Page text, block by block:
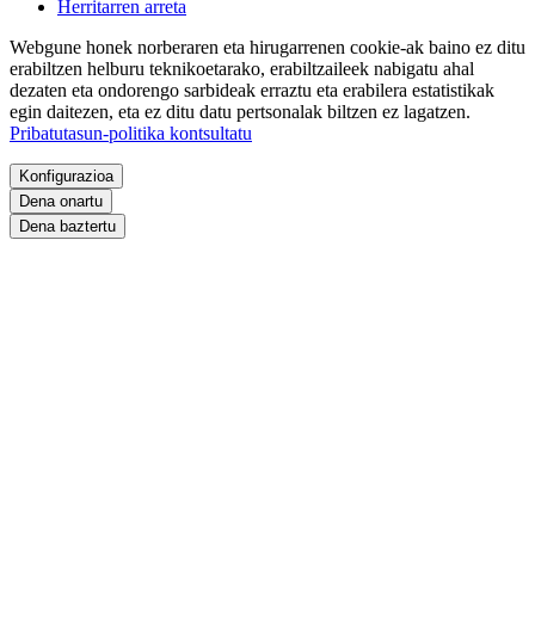
Herritarren arreta
Webgune honek norberaren eta hirugarrenen cookie-ak baino ez ditu
erabiltzen helburu teknikoetarako, erabiltzaileek nabigatu ahal
dezaten eta ondorengo sarbideak erraztu eta erabilera estatistikak
egin daitezen, eta ez ditu datu pertsonalak biltzen ez lagatzen.
Pribatutasun-politika kontsultatu
Konfigurazioa
Dena onartu
Dena baztertu